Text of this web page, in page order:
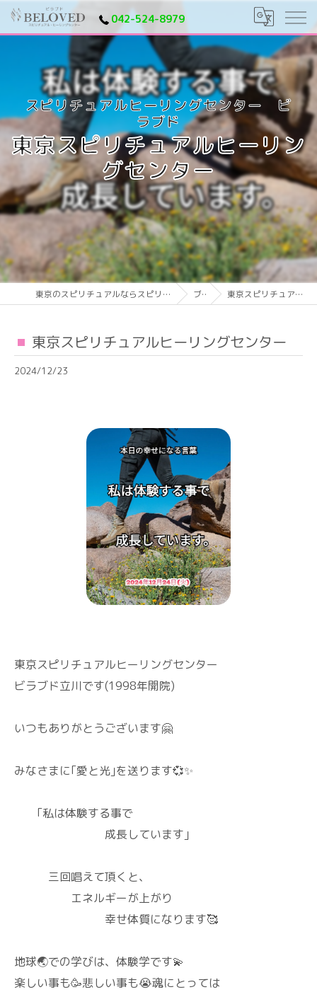
042-524-8979
東京スピリチュアルヒーリン
グセンター
東京のスピリチュアルならスピリチュアルヒーリングセンター ビラブド ブログ 東京スピリチュアルヒーリングセンター
東京スピリチュアルヒーリングセンター
2024/12/23
東京スピリチュアルヒーリングセンター
ビラブド立川です(1998年開院)
いつもありがとうございます🤗
みなさまに｢愛と光｣を送ります💞✨
｢私は体験する事で
成長しています｣
三回唱えて頂くと、
エネルギーが上がり
幸せ体質になります🥰
地球🌏️での学びは、体験学です💫
楽しい事も🥳悲しい事も😭魂にとっては